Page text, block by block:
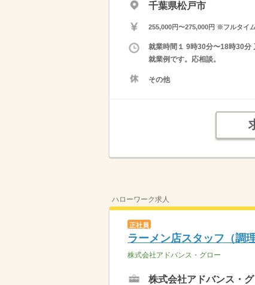
千葉県松戸市
255,000円〜275,000円 ※フルタイ
就業時間１ 9時30分〜18時30分
就業例です。応相談。
その他
ハローワーク求人
正社員
ラーメン店スタッフ（調
株式会社アドバンス・グロー
株式会社アドバンス・